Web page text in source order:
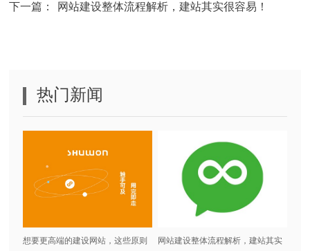
下一篇：
网站建设整体流程解析，建站其实很容易！
热门新闻
想要更高端的建设网站，这些原则
网站建设整体流程解析，建站其实